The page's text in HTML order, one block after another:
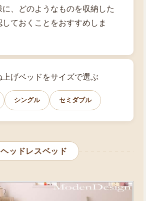
に、どのようなものを収納した
ておくことをおすすめしま
げベッドをサイズで選ぶ
シングル セミダブル
ヘッドレスベッド